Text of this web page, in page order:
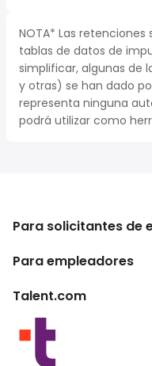
NOTA* Las
tablas de datos de
simplificar, algunas de
y otras) se han dado
representa ninguna
podrá utilizar como
Para solicitantes de
Buscador de trabajo
Para empleadores
Empresa
Programas para publishers
Talent.com
Otros países
Condiciones de uso